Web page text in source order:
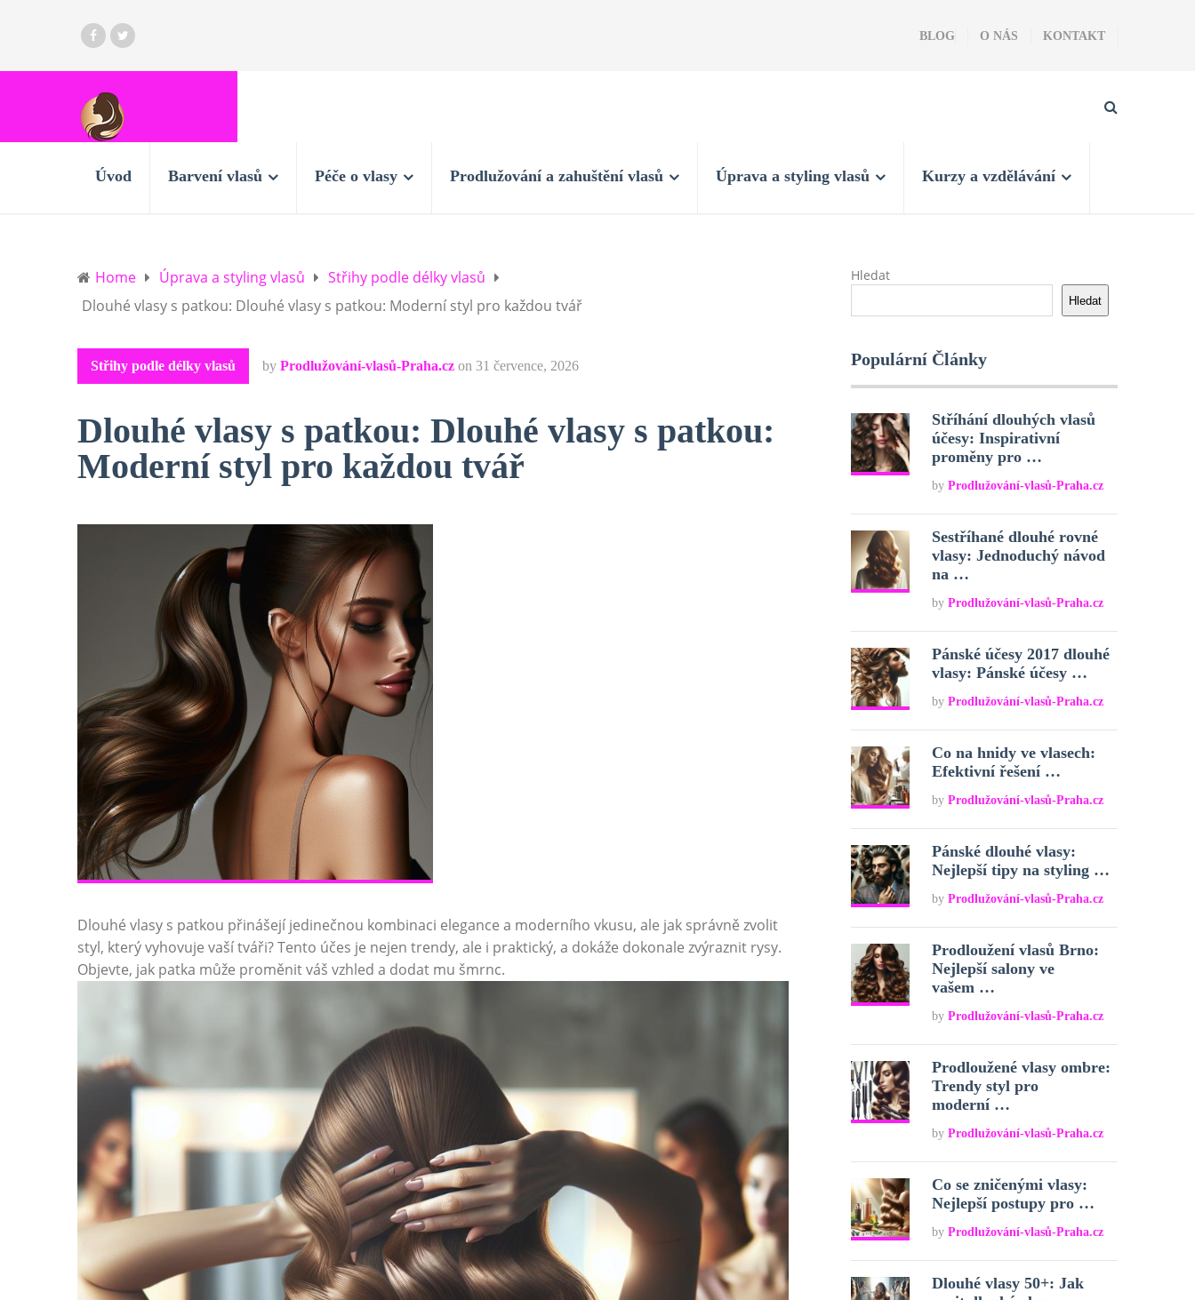
BLOG O NÁS KONTAKT
Úvod Barvení vlasů Péče o vlasy Prodlužování a zahuštění vlasů Úprava a styling vlasů Kurzy a vzdělávání
Home Úprava a styling vlasů
Střihy podle délky vlasů
Dlouhé vlasy s patkou: Dlouhé vlasy s patkou: Moderní styl pro každou tvář
Střihy podle délky vlasů by Prodlužování-vlasů-Praha.cz on 31 července, 2026
Dlouhé vlasy s patkou: Dlouhé vlasy s patkou:
Moderní styl pro každou tvář
Dlouhé vlasy s patkou přinášejí jedinečnou kombinaci elegance a moderního vkusu, ale jak správně zvolit
styl, který vyhovuje vaší tváři? Tento účes je nejen trendy, ale i praktický, a dokáže dokonale zvýraznit rysy.
Objevte, jak patka může proměnit váš vzhled a dodat mu šmrnc.
Hledat
Hledat
Populární Články
Stříhání dlouhých vlasů
účesy: Inspirativní
proměny pro …
byProdlužování-vlasů-Praha.cz
Sestříhané dlouhé rovné
vlasy: Jednoduchý návod
na …
byProdlužování-vlasů-Praha.cz
Pánské účesy 2017 dlouhé
vlasy: Pánské účesy …
byProdlužování-vlasů-Praha.cz
Co na hnidy ve vlasech:
Efektivní řešení …
byProdlužování-vlasů-Praha.cz
Pánské dlouhé vlasy:
Nejlepší tipy na styling …
byProdlužování-vlasů-Praha.cz
Prodloužení vlasů Brno:
Nejlepší salony ve
vašem …
byProdlužování-vlasů-Praha.cz
Prodloužené vlasy ombre:
Trendy styl pro
moderní …
byProdlužování-vlasů-Praha.cz
Co se zničenými vlasy:
Nejlepší postupy pro …
byProdlužování-vlasů-Praha.cz
Dlouhé vlasy 50+: Jak